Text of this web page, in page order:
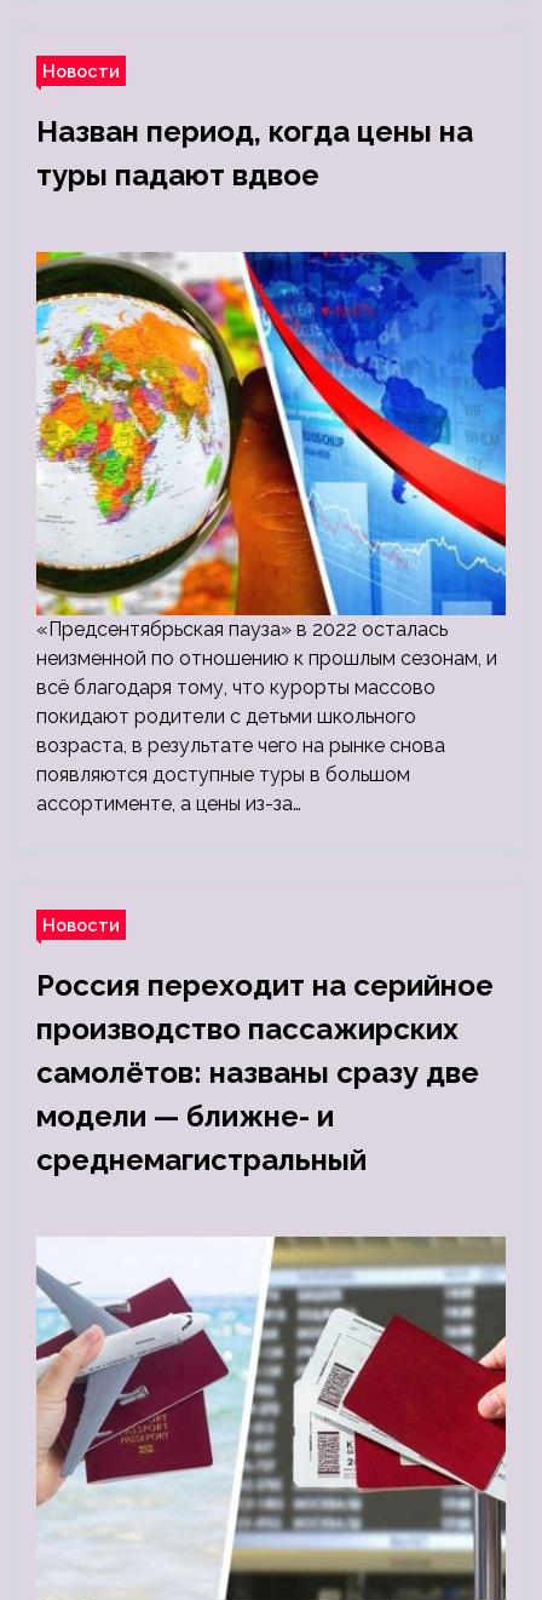
Новости
Назван период, когда цены на
туры падают вдвое
«Предсентябрьская пауза» в 2022 осталась
неизменной по отношению к прошлым сезонам, и
всё благодаря тому, что курорты массово
покидают родители с детьми школьного
возраста, в результате чего на рынке снова
появляются доступные туры в большом
ассортименте, а цены из-за…
Новости
Россия переходит на серийное
производство пассажирских
самолётов: названы сразу две
модели — ближне- и
среднемагистральный